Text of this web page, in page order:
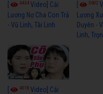
4434Video] Cải
Lương Nợ Cha Con Trả
- Vũ Linh, Tài Linh
3602
Lương
Duyên -
Linh,
[ 4018 Video] Cải